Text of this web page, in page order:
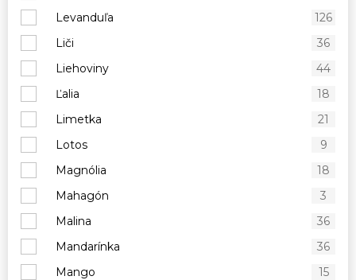
Levanduľa
126
Liči
36
Liehoviny
44
Ľalia
18
Limetka
21
Lotos
9
Magnólia
18
Mahagón
3
Malina
36
Mandarínka
36
Mango
15